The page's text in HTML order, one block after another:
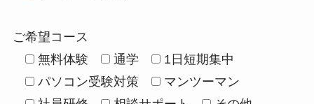
ご希望コース
無料体験
通学
1日短期集中
パソコン受験対策
マンツーマン